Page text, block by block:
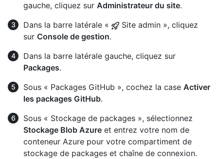
gauche, cliquez sur Administrateur du site.
Dans la barre latérale «
Site admin », cliquez
sur Console de gestion.
Dans la barre latérale gauche, cliquez sur
Packages.
Sous « Packages GitHub », cochez la case Activer
les packages GitHub.
Sous « Stockage de packages », sélectionnez
Stockage Blob Azure et entrez votre nom de
conteneur Azure pour votre compartiment de
stockage de packages et chaîne de connexion.